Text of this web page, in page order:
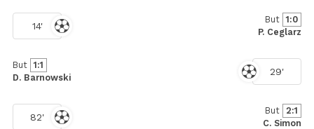
14'
But 1:0
P. Ceglarz
29'
But 1:1
D. Barnowski
82'
But 2:1
C. Simon